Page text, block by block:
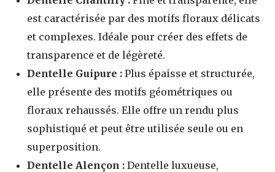
est caractérisée par des motifs floraux délicats
et complexes. Idéale pour créer des effets de
transparence et de légèreté.
Dentelle Guipure : Plus épaisse et structurée,
elle présente des motifs géométriques ou
floraux rehaussés. Elle offre un rendu plus
sophistiqué et peut être utilisée seule ou en
superposition.
Dentelle Alençon : Dentelle luxueuse,